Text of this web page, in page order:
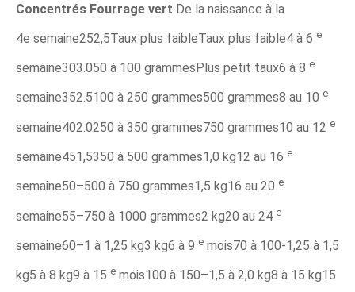
Concentrés Fourrage vert De la naissance à la
4e semaine252,5Taux plus faibleTaux plus faible4 à 6 e
semaine303.050 à 100 grammesPlus petit taux6 à 8 e
semaine352.5100 à 250 grammes500 grammes8 au 10 e
semaine402.0250 à 350 grammes750 grammes10 au 12 e
semaine451,5350 à 500 grammes1,0 kg12 au 16 e
semaine50–500 à 750 grammes1,5 kg16 au 20 e
semaine55–750 à 1000 grammes2 kg20 au 24 e
semaine60–1 à 1,25 kg3 kg6 à 9 e mois70 à 100-1,25 à 1,5
kg5 à 8 kg9 à 15 e mois100 à 150–1,5 à 2,0 kg8 à 15 kg15